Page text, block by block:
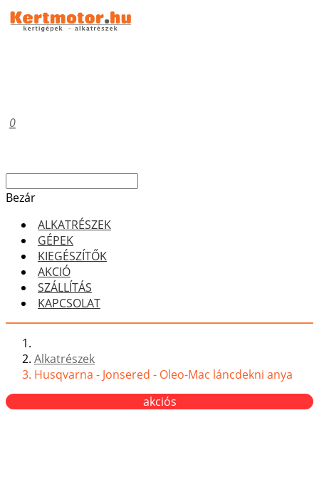
0
Bezár
ALKATRÉSZEK
GÉPEK
KIEGÉSZÍTŐK
AKCIÓ
SZÁLLÍTÁS
KAPCSOLAT
Alkatrészek
Husqvarna - Jonsered - Oleo-Mac láncdekni anya
akciós